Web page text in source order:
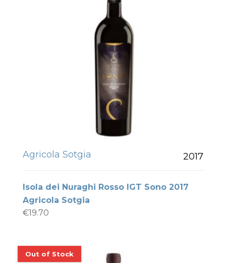
Agricola Sotgia 2017
Isola dei Nuraghi Rosso IGT Sono 2017
Agricola Sotgia
€19.70